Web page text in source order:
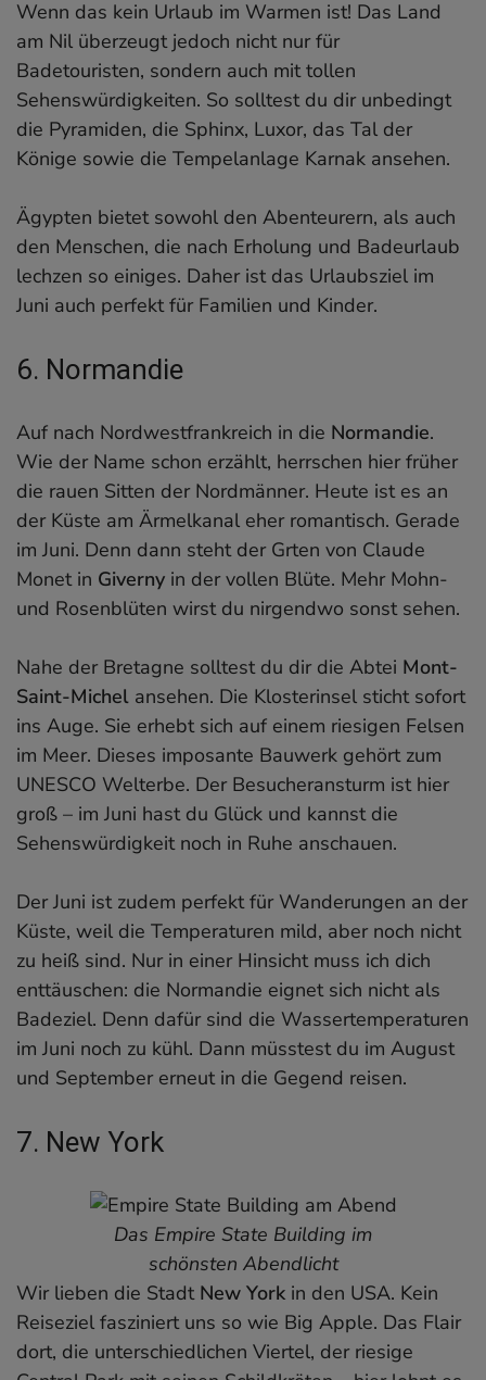
Wenn das kein Urlaub im Warmen ist! Das Land
am Nil überzeugt jedoch nicht nur für
Badetouristen, sondern auch mit tollen
Sehenswürdigkeiten. So solltest du dir unbedingt
die Pyramiden, die Sphinx, Luxor, das Tal der
Könige sowie die Tempelanlage Karnak ansehen.
Ägypten bietet sowohl den Abenteurern, als auch
den Menschen, die nach Erholung und Badeurlaub
lechzen so einiges. Daher ist das Urlaubsziel im
Juni auch perfekt für Familien und Kinder.
6. Normandie
Auf nach Nordwestfrankreich in die Normandie.
Wie der Name schon erzählt, herrschen hier früher
die rauen Sitten der Nordmänner. Heute ist es an
der Küste am Ärmelkanal eher romantisch. Gerade
im Juni. Denn dann steht der Grten von Claude
Monet in Giverny in der vollen Blüte. Mehr Mohn-
und Rosenblüten wirst du nirgendwo sonst sehen.
Nahe der Bretagne solltest du dir die Abtei Mont-
Saint-Michel ansehen. Die Klosterinsel sticht sofort
ins Auge. Sie erhebt sich auf einem riesigen Felsen
im Meer. Dieses imposante Bauwerk gehört zum
UNESCO Welterbe. Der Besucheransturm ist hier
groß – im Juni hast du Glück und kannst die
Sehenswürdigkeit noch in Ruhe anschauen.
Der Juni ist zudem perfekt für Wanderungen an der
Küste, weil die Temperaturen mild, aber noch nicht
zu heiß sind. Nur in einer Hinsicht muss ich dich
enttäuschen: die Normandie eignet sich nicht als
Badeziel. Denn dafür sind die Wassertemperaturen
im Juni noch zu kühl. Dann müsstest du im August
und September erneut in die Gegend reisen.
7. New York
Das Empire State Building im
schönsten Abendlicht
Wir lieben die Stadt New York in den USA. Kein
Reiseziel fasziniert uns so wie Big Apple. Das Flair
dort, die unterschiedlichen Viertel, der riesige